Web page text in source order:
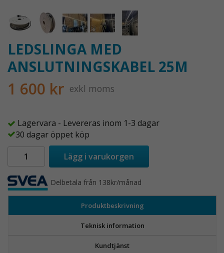
LEDSLINGA MED
ANSLUTNINGSKABEL 25M
1 600 kr exkl moms
Lagervara - Levereras inom 1-3 dagar
30 dagar öppet köp
Lägg i varukorgen
Delbetala från 138kr/månad
Produktbeskrivning
Teknisk information
Kundtjänst